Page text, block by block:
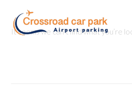
contentIt seems we can’t find what you’re